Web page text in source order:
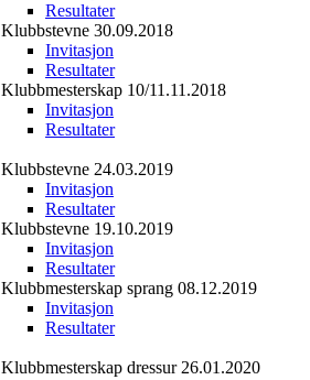
Resultater
Klubbstevne 30.09.2018
Invitasjon
Resultater
Klubbmesterskap 10/11.11.2018
Invitasjon
Resultater
Klubbstevne 24.03.2019
Invitasjon
Resultater
Klubbstevne 19.10.2019
Invitasjon
Resultater
Klubbmesterskap sprang 08.12.2019
Invitasjon
Resultater
Klubbmesterskap dressur 26.01.2020